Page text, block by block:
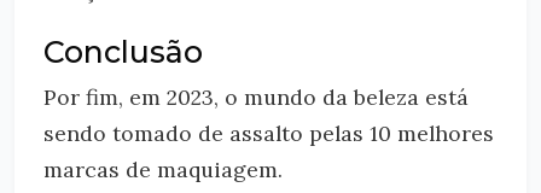
Conclusão
Por fim, em 2023, o mundo da beleza está
sendo tomado de assalto pelas 10 melhores
marcas de maquiagem.